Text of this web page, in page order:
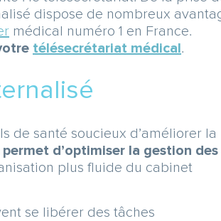
dispose de nombreux
médical numéro 1 en France.
télésecrétariat médical .
de santé soucieux d’améliorer la
d’optimiser la gestion des
plus fluide du cabinet
se libérer des tâches